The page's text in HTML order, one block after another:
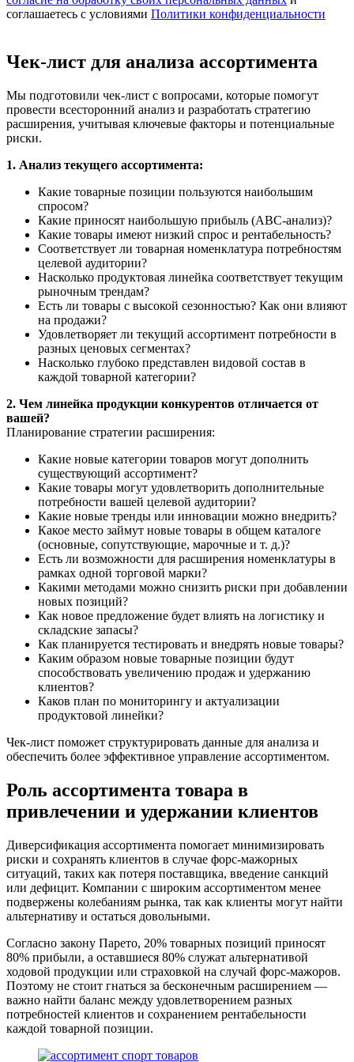
соглашаетесь с условиями Политики конфиденциальности
Чек-лист для анализа ассортимента
Мы подготовили чек-лист с вопросами, которые помогут
провести всесторонний анализ и разработать стратегию
расширения, учитывая ключевые факторы и потенциальные
риски.
1. Анализ текущего ассортимента:
Какие товарные позиции пользуются наибольшим
спросом?
Какие приносят наибольшую прибыль (ABC-анализ)?
Какие товары имеют низкий спрос и рентабельность?
Соответствует ли товарная номенклатура потребностям
целевой аудитории?
Насколько продуктовая линейка соответствует текущим
рыночным трендам?
Есть ли товары с высокой сезонностью? Как они влияют
на продажи?
Удовлетворяет ли текущий ассортимент потребности в
разных ценовых сегментах?
Насколько глубоко представлен видовой состав в
каждой товарной категории?
2. Чем линейка продукции конкурентов отличается от
вашей?
Планирование стратегии расширения:
Какие новые категории товаров могут дополнить
существующий ассортимент?
Какие товары могут удовлетворить дополнительные
потребности вашей целевой аудитории?
Какие новые тренды или инновации можно внедрить?
Какое место займут новые товары в общем каталоге
(основные, сопутствующие, марочные и т. д.)?
Есть ли возможности для расширения номенклатуры в
рамках одной торговой марки?
Какими методами можно снизить риски при добавлении
новых позиций?
Как новое предложение будет влиять на логистику и
складские запасы?
Как планируется тестировать и внедрять новые товары?
Каким образом новые товарные позиции будут
способствовать увеличению продаж и удержанию
клиентов?
Каков план по мониторингу и актуализации
продуктовой линейки?
Чек-лист поможет структурировать данные для анализа и
обеспечить более эффективное управление ассортиментом.
Роль ассортимента товара в
привлечении и удержании клиентов
Диверсификация ассортимента помогает минимизировать
риски и сохранять клиентов в случае форс-мажорных
ситуаций, таких как потеря поставщика, введение санкций
или дефицит. Компании с широким ассортиментом менее
подвержены колебаниям рынка, так как клиенты могут найти
альтернативу и остаться довольными.
Согласно закону Парето, 20% товарных позиций приносят
80% прибыли, а оставшиеся 80% служат альтернативой
ходовой продукции или страховкой на случай форс-мажоров.
Поэтому не стоит гнаться за бесконечным расширением —
важно найти баланс между удовлетворением разных
потребностей клиентов и сохранением рентабельности
каждой товарной позиции.